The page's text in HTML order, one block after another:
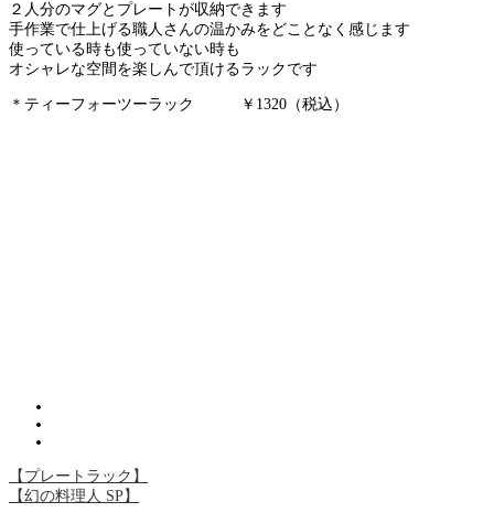
２人分のマグとプレートが収納できます
手作業で仕上げる職人さんの温かみをどことなく感じます
使っている時も使っていない時も
オシャレな空間を楽しんで頂けるラックです
＊ティーフォーツーラック ￥1320（税込）
【プレートラック】
【幻の料理人 SP】